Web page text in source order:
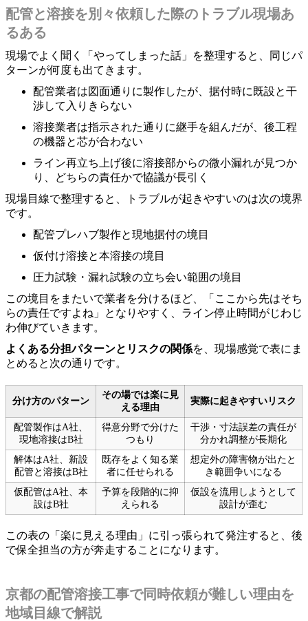
配管と溶接を別々依頼した際のトラブル現場あ
るある
現場でよく聞く「やってしまった話」を整理すると、同じパ
ターンが何度も出てきます。
配管業者は図面通りに製作したが、据付時に既設と干
渉して入りきらない
溶接業者は指示された通りに継手を組んだが、後工程
の機器と芯が合わない
ライン再立ち上げ後に溶接部からの微小漏れが見つか
り、どちらの責任かで協議が長引く
現場目線で整理すると、トラブルが起きやすいのは次の境界
です。
配管プレハブ製作と現地据付の境目
仮付け溶接と本溶接の境目
圧力試験・漏れ試験の立ち会い範囲の境目
この境目をまたいで業者を分けるほど、「ここから先はそち
らの責任ですよね」となりやすく、ライン停止時間がじわじ
わ伸びていきます。
よくある分担パターンとリスクの関係を、現場感覚で表にま
とめると次の通りです。
分け方のパターン
その場では楽に見
える理由
実際に起きやすいリスク
配管製作はA社、
現地溶接はB社
得意分野で分けた
つもり
干渉・寸法誤差の責任が
分かれ調整が長期化
解体はA社、新設
配管と溶接はB社
既存をよく知る業
者に任せられる
想定外の障害物が出たと
き範囲争いになる
仮配管はA社、本
設はB社
予算を段階的に抑
えられる
仮設を流用しようとして
設計が歪む
この表の「楽に見える理由」に引っ張られて発注すると、後
で保全担当の方が奔走することになります。
京都の配管溶接工事で同時依頼が難しい理由を
地域目線で解説